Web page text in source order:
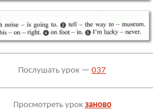
Послушать урок — 037
Просмотреть урок заново